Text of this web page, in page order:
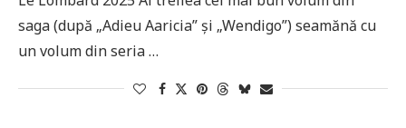
saga (după „Adieu Aaricia” și „Wendigo”) seamănă cu
un volum din seria …